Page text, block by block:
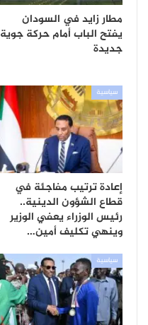
مطار زايد في السودان
يفتح الباب أمام حركة جوية
جديدة
سياسية
إعادة ترتيب مفاجئة في
قطاع الشؤون الدينية..
رئيس الوزراء يعفي الوزير
وينهي تكليف أمين…
سياسية